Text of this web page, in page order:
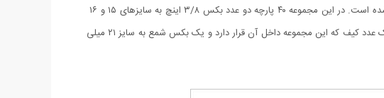
رود.جنس آچارهای این جعبه بکس آیوا از آلیاژ کروم وانادیوم که یک آلیاژ مناسب و مقاوم در برابر ضربه و پیچش می باشد تولید شده است. در این مجموعه ۴۰ پارچه دو عدد بکس ۳/۸ اینچ به سایزهای ۱۵ و ۱۶
میلی متر نیز وجود دارد.از دیگر متعلقات این ست می توان به آچار جغجغه ای، رابط برای استفاده از هر دو نوع درایو، آچار بکس، یک عدد کیف که این مجموعه داخل آن قرار دارد و یک بکس شمع به سایز ۲۱ میلی